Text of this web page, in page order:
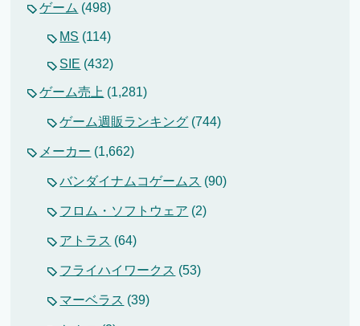
ゲーム (498)
MS (114)
SIE (432)
ゲーム売上 (1,281)
ゲーム週販ランキング (744)
メーカー (1,662)
バンダイナムコゲームス (90)
フロム・ソフトウェア (2)
アトラス (64)
フライハイワークス (53)
マーベラス (39)